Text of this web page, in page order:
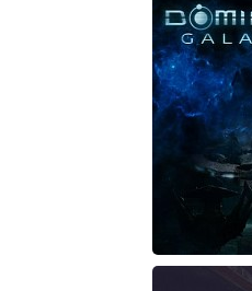
The